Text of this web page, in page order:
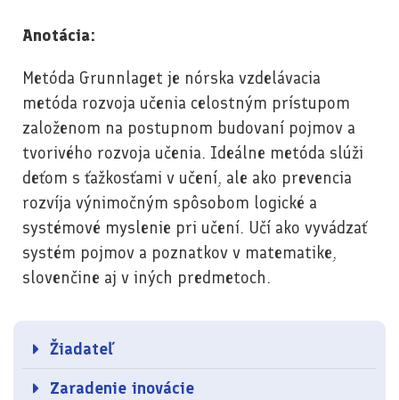
Anotácia:
Metóda Grunnlaget je nórska vzdelávacia
metóda rozvoja učenia celostným prístupom
založenom na postupnom budovaní pojmov a
tvorivého rozvoja učenia. Ideálne metóda slúži
deťom s ťažkosťami v učení, ale ako prevencia
rozvíja výnimočným spôsobom logické a
systémové myslenie pri učení. Učí ako vyvádzať
systém pojmov a poznatkov v matematike,
slovenčine aj v iných predmetoch.
Žiadateľ
Zaradenie inovácie